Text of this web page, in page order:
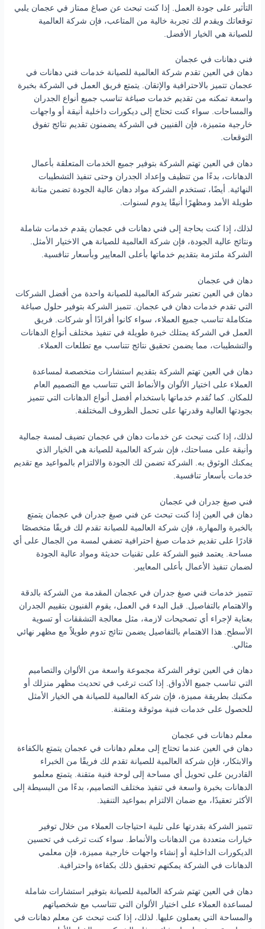
التأثير على جودة العمل. إذا كنت تبحث عن صباغ ممتاز في عجمان يلبي
توقعاتك ويقدم لك تجربة خالية من المتاعب، فإن شركة العالمية
للصيانة هي الخيار الأفضل.
فني دهانات في عجمان
دهان في العين تقدم شركة العالمية للصيانة خدمات فني دهانات في
عجمان تتميز بالاحترافية والإتقان. يتمتع فريق العمل في الشركة بخبرة
واسعة تمكنه من تقديم خدمات صباغة تناسب جميع أنواع الجدران
والمساحات. سواء كنت تحتاج إلى ديكورات داخلية أنيقة أو واجهات
خارجية متميزة، فإن الفنيين في الشركة يضمنون تقديم نتائج تفوق
التوقعات.
دهان في العين تهتم الشركة بتوفير جميع الخدمات المتعلقة بأعمال
الدهانات، بدءًا من تنظيف وإعداد الجدران وحتى تنفيذ التشطيبات
النهائية. أيضًا، تستخدم الشركة مواد دهان عالية الجودة تضمن متانة
طويلة الأمد ومظهرًا أنيقًا يدوم لسنوات.
لذلك، إذا كنت بحاجة إلى فني دهانات في عجمان يقدم خدمات شاملة
ونتائج عالية الجودة، فإن شركة العالمية للصيانة هي الاختيار الأمثل.
الشركة ملتزمة بتقديم خدماتها بأعلى المعايير وبأسعار تنافسية.
دهان في عجمان
دهان في العين تعتبر شركة العالمية للصيانة واحدة من أفضل الشركات
التي تقدم خدمات دهان في عجمان. تتميز الشركة بتوفير حلول صباغة
متكاملة تناسب جميع العملاء، سواء كانوا أفرادًا أو شركات. فريق
العمل في الشركة يمتلك خبرة طويلة في تنفيذ مختلف أنواع الدهانات
والتشطيبات، مما يضمن تحقيق نتائج تتناسب مع تطلعات العملاء.
دهان في العين تهتم الشركة بتقديم استشارات متخصصة لمساعدة
العملاء على اختيار الألوان والأنماط التي تتناسب مع التصميم العام
للمكان. كما تُقدم خدماتها باستخدام أفضل أنواع الدهانات التي تتميز
بجودتها العالية وقدرتها على تحمل الظروف المختلفة.
لذلك، إذا كنت تبحث عن خدمات دهان في عجمان تضيف لمسة جمالية
وأنيقة على مساحتك، فإن شركة العالمية للصيانة هي الخيار الذي
يمكنك الوثوق به. الشركة تضمن لك الجودة والالتزام بالمواعيد مع تقديم
خدمات بأسعار تنافسية.
فني صبغ جدران في عجمان
دهان في العين إذا كنت تبحث عن فني صبغ جدران في عجمان يتمتع
بالخبرة والمهارة، فإن شركة العالمية للصيانة تقدم لك فريقًا متخصصًا
قادرًا على تقديم خدمات صبغ احترافية تضفي لمسة من الجمال على أي
مساحة. يعتمد فنيو الشركة على تقنيات حديثة ومواد عالية الجودة
لضمان تنفيذ الأعمال بأعلى المعايير.
تتميز خدمات فني صبغ جدران في عجمان المقدمة من الشركة بالدقة
والاهتمام بالتفاصيل. قبل البدء في العمل، يقوم الفنيون بتقييم الجدران
بعناية لإجراء أي تصحيحات لازمة، مثل معالجة التشققات أو تسوية
الأسطح. هذا الاهتمام بالتفاصيل يضمن نتائج تدوم طويلاً مع مظهر نهائي
مثالي.
دهان في العين توفر الشركة مجموعة واسعة من الألوان والتصاميم
التي تناسب جميع الأذواق. إذا كنت ترغب في تحديث مظهر منزلك أو
مكتبك بطريقة مميزة، فإن شركة العالمية للصيانة هي الخيار الأمثل
للحصول على خدمات فنية موثوقة ومتقنة.
معلم دهانات في عجمان
دهان في العين عندما تحتاج إلى معلم دهانات في عجمان يتمتع بالكفاءة
والابتكار، فإن شركة العالمية للصيانة تقدم لك فريقًا من الخبراء
القادرين على تحويل أي مساحة إلى لوحة فنية متقنة. يتمتع معلمو
الدهانات بخبرة واسعة في تنفيذ مختلف التصاميم، بدءًا من البسيطة إلى
الأكثر تعقيدًا، مع ضمان الالتزام بمواعيد التنفيذ.
تتميز الشركة بقدرتها على تلبية احتياجات العملاء من خلال توفير
خيارات متعددة من الدهانات والأنماط. سواء كنت ترغب في تحسين
الديكورات الداخلية أو إنشاء واجهات خارجية مميزة، فإن معلمي
الدهانات في الشركة يمكنهم تحقيق ذلك بكفاءة واحترافية.
دهان في العين تهتم شركة العالمية للصيانة بتوفير استشارات شاملة
لمساعدة العملاء على اختيار الألوان التي تتناسب مع شخصياتهم
والمساحة التي يعملون عليها. لذلك، إذا كنت تبحث عن معلم دهانات في